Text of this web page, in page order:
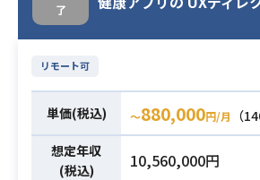
・業務上の疑問点
了
リモート可
単価(税込) 〜880,000円/月
（
想定年収
(税込)
10,560,000円